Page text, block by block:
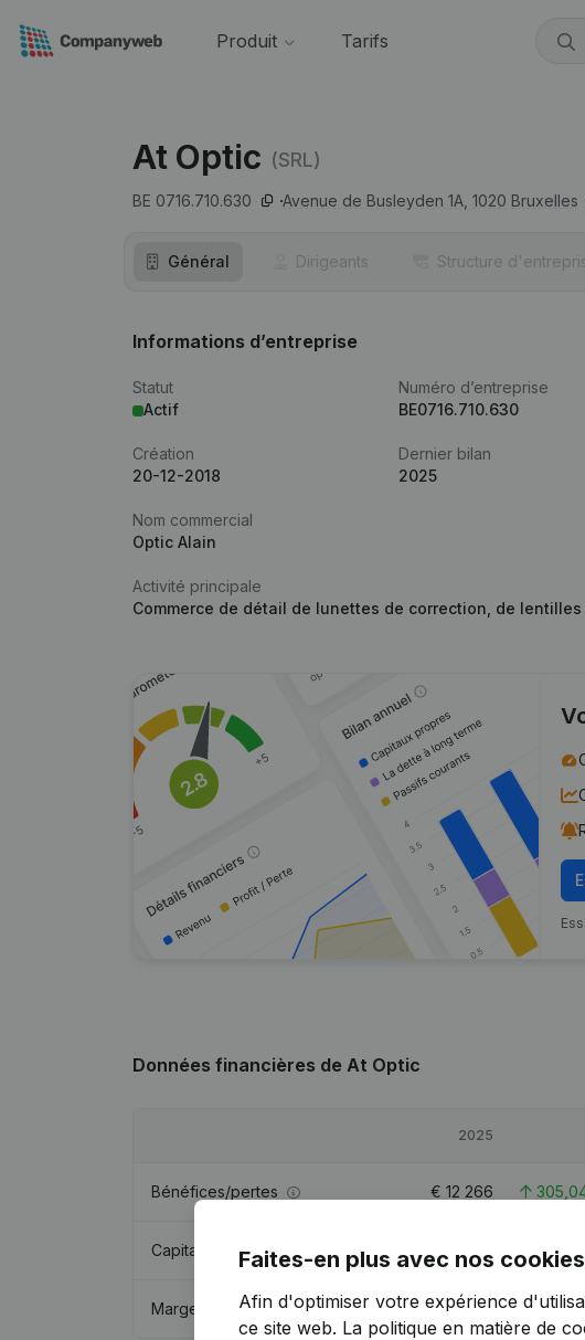
Produit Tarifs
At Optic (SRL)
BE 0716.710.630 Avenue de Busleyden 1A, 1020 Bruxelles
Général Dirigeants Structure
Informations d’entreprise
Statut
Actif
Numéro d’entreprise
BE0716.710.630
Création
20-12-2018
Dernier bilan
2025
Nom commercial
Optic Alain
Activité principale
Commerce de détail de lunettes de correction, de
Données financières de At Optic
2025
Bénéfices/pertes € 12 266
Capitaux propres
Marge brute €35 520
Faites-en plus avec nos
Afin d'optimiser votre expérience
ce site web. La politique en matière de